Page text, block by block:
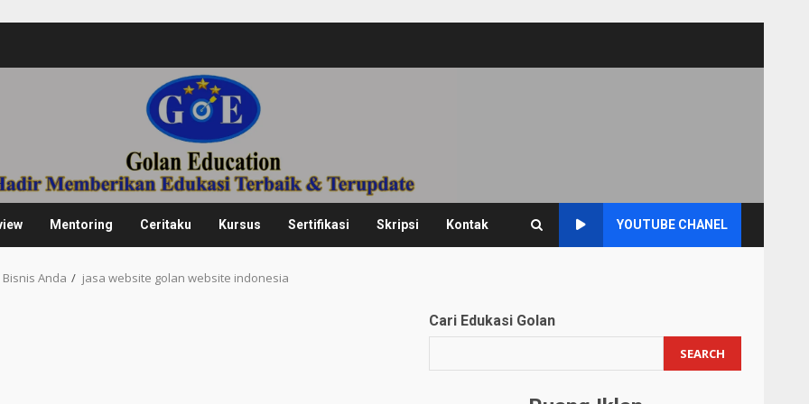
Mentoring Ceritaku Kursus Sertifikasi Skripsi Kontak YOUTUBE CHANEL
Anda jasa website golan website indonesia
Cari Edukasi Golan
SEARCH